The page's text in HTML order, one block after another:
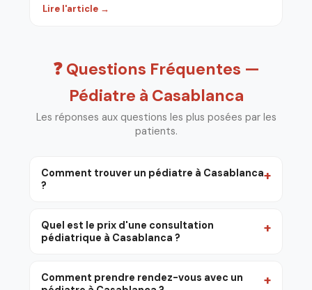
Lire l'article →
❓ Questions Fréquentes —
Pédiatre à Casablanca
Les réponses aux questions les plus posées par les
patients.
Comment trouver un pédiatre à Casablanca
?
Quel est le prix d'une consultation
pédiatrique à Casablanca ?
Comment prendre rendez-vous avec un